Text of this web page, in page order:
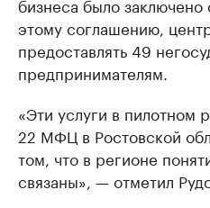
этому соглашению,
предоставлять 49
предпринимателям.
«Эти услуги в пилотном
22 МФЦ в Ростовской
том, что в регионе
связаны», — отметил